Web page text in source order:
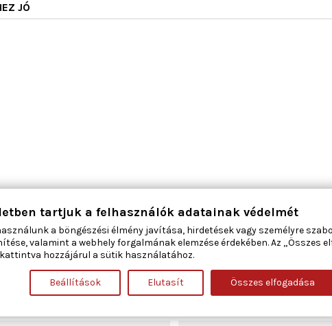
JÓ
2
elektromos
tartjuk a felhasználók adatainak védelmét
a böngészési élmény javítása, hirdetések vagy személyre
valamint a webhely forgalmának elemzése érdekében. Az „Összes
hozzájárul a sütik használatához.
Beállítások Elutasít Összes elfogadása